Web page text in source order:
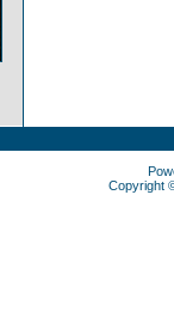
Copyright